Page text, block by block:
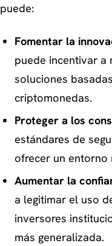
puede:
Fomentar la
puede incentivar a
soluciones
criptomonedas.
Proteger a los
estándares de
ofrecer un entorno
Aumentar la
a legitimar el uso
inversores
más generalizada.